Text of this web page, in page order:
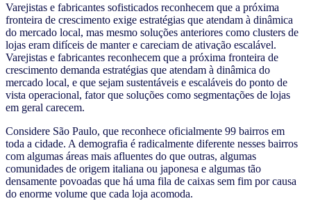
Varejistas e fabricantes sofisticados reconhecem que a próxima
fronteira de crescimento exige estratégias que atendam à dinâmica
do mercado local, mas mesmo soluções anteriores como clusters de
lojas eram difíceis de manter e careciam de ativação escalável.
Varejistas e fabricantes reconhecem que a próxima fronteira de
crescimento demanda estratégias que atendam à dinâmica do
mercado local, e que sejam sustentáveis e escaláveis do ponto de
vista operacional, fator que soluções como segmentações de lojas
em geral carecem.
Considere São Paulo, que reconhece oficialmente 99 bairros em
toda a cidade. A demografia é radicalmente diferente nesses bairros
com algumas áreas mais afluentes do que outras, algumas
comunidades de origem italiana ou japonesa e algumas tão
densamente povoadas que há uma fila de caixas sem fim por causa
do enorme volume que cada loja acomoda.